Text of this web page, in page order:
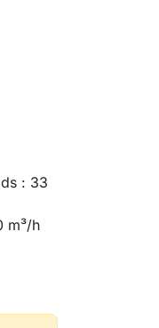
: 33
m³/h